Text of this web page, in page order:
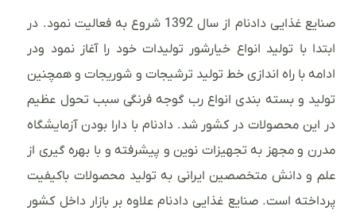
صنایع غذایی دادنام از سال 1392 شروع به فعالیت نمود. در
ابتدا با تولید انواع خیارشور تولیدات خود را آغاز نمود ودر
ادامه با راه اندازی خط تولید ترشیجات و شوریجات و همچنین
تولید و بسته بندی انواع رب گوجه فرنگی سبب تحول عظیم
در این محصولات در کشور شد. دادنام با دارا بودن آزمایشگاه
مدرن و مجهز به تجهیزات نوین و پیشرفته و با بهره گیری از
علم و دانش متخصصین ایرانی به تولید محصولات باکیفیت
پرداخته است. صنایع غذایی دادنام علاوه بر بازار داخل کشور